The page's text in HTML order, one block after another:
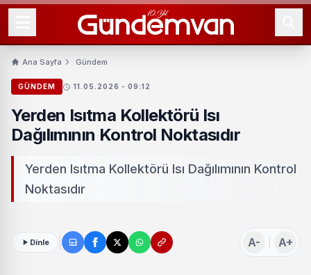
Ana Sayfa Gündem
GÜNDEM 11.05.2026 - 09:12
Yerden Isıtma Kollektörü Isı
Dağılımının Kontrol Noktasıdır
Yerden Isıtma Kollektörü Isı Dağılımının Kontrol
Noktasıdır
Dinle A- A+